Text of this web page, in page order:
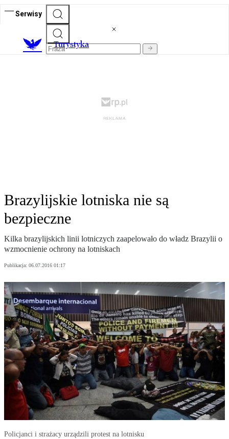
Serwisy
Turystyka
Brazylijskie lotniska nie są
bezpieczne
Kilka brazylijskich linii lotniczych zaapelowało do władz Brazylii o
wzmocnienie ochrony na lotniskach
Publikacja: 06.07.2016 01:17
Policjanci i strażacy urządzili protest na lotnisku